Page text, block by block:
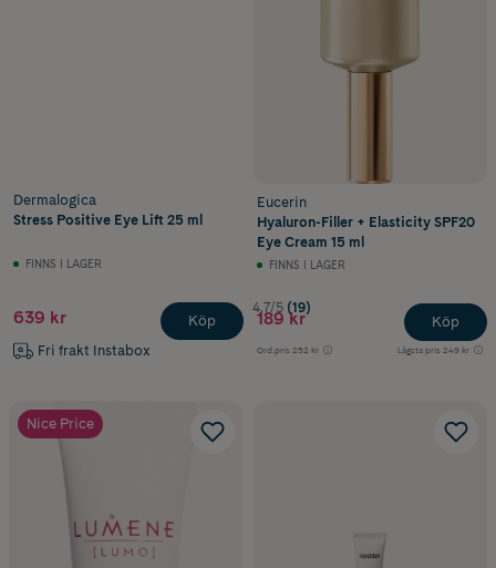
Dermalogica
Stress Positive Eye Lift 25 ml
FINNS I LAGER
639 kr
Fri frakt Instabox
Köp
Eucerin
Hyaluron-Filler + Elasticity SPF20
Eye Cream 15 ml
FINNS I LAGER
4.7/5 (19)
189 kr
Ord.pris 252 kr Lägsta pris 249 kr
Köp
Nice Price